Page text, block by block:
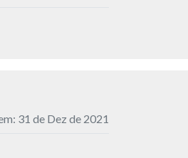
31 de Dez de 2021